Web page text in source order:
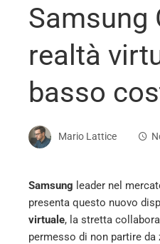
Samsung
realtà
basso
Mario Lattice
Samsung leader nel
presenta questo nuovo
virtuale, la stretta
permesso di non partire